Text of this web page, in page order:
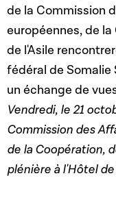
de la Commission
européennes, de
de l'Asile
fédéral de Somalie
un échange de
Vendredi, le 21
Commission des
de la Coopération,
plénière à l'Hôtel